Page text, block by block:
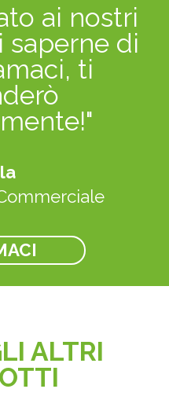
ai nostri
saperne di
ti
ALTRI